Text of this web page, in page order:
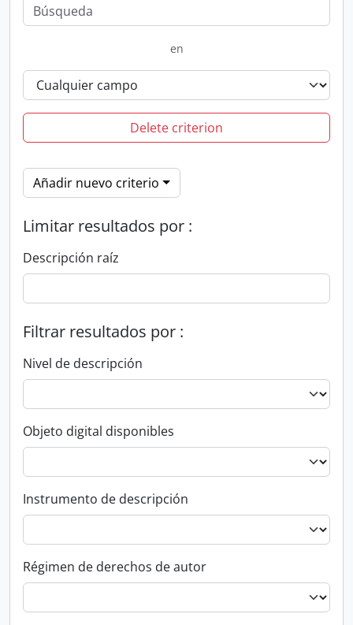
en
Delete criterion
Añadir nuevo criterio
Limitar resultados por :
Descripción raíz
Filtrar resultados por :
Nivel de descripción
Objeto digital disponibles
Instrumento de descripción
Régimen de derechos de autor